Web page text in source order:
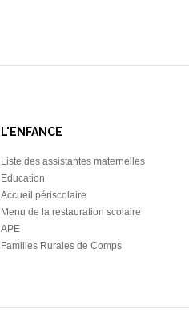
L'ENFANCE
Liste des assistantes maternelles
Education
Accueil périscolaire
Menu de la restauration scolaire
APE
Familles Rurales de Comps